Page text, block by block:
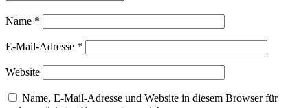
Name *
E-Mail-Adresse *
Website
Name, E-Mail-Adresse und Website in diesem Browser für